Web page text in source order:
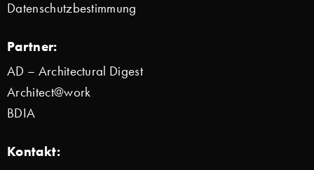
Datenschutzbestimmung
Partner:
AD – Architectural Digest
Architect@work
BDIA
Kontakt: